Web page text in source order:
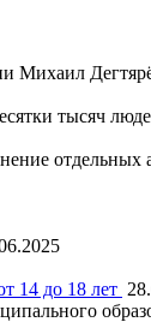
Михаил
тысяч
отдельных
14 до 18 лет